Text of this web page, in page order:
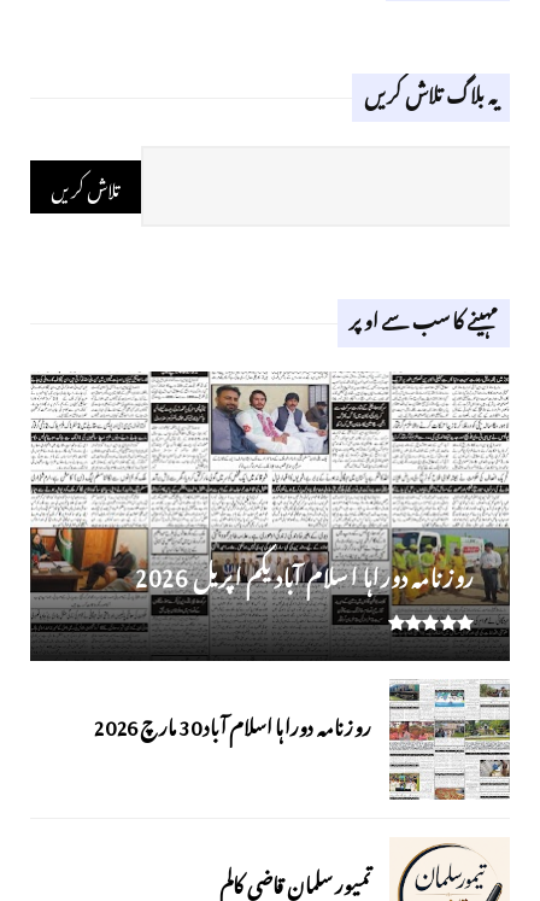
یہ بلاگ تلاش کریں
مہینے کا سب سے اوپر
روز نامہ دوراہا اسلام آباد یکم اپریل 2026
روزنامہ دوراہا اسلام آباد 30 مارچ 2026
تمیور سلمان قاضی کالم